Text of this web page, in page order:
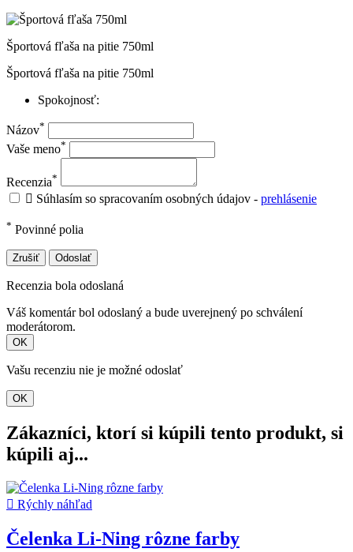
Športová fľaša na pitie 750ml
Športová fľaša na pitie 750ml
Spokojnosť:
Názov*
Vaše meno*
Recenzia*
 Súhlasím so spracovaním osobných údajov - prehlásenie
* Povinné polia
Zrušiť Odoslať
Recenzia bola odoslaná
Váš komentár bol odoslaný a bude uverejnený po schválení
moderátorom.
OK
Vašu recenziu nie je možné odoslať
OK
Zákazníci, ktorí si kúpili tento produkt, si
kúpili aj...
 Rýchly náhľad
Čelenka Li-Ning rôzne farby